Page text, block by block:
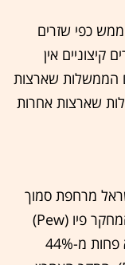
כפי שזרים
אין
הממשלות שארצות
שארצות אחרות
מרחפת סמוך
לאולימפוס, בסביבות 70% על-פי מרכז המחקר פיו (Pew)
בוושינגטון, הפופולריות שלו בארה"ב היא פחות מ-44%